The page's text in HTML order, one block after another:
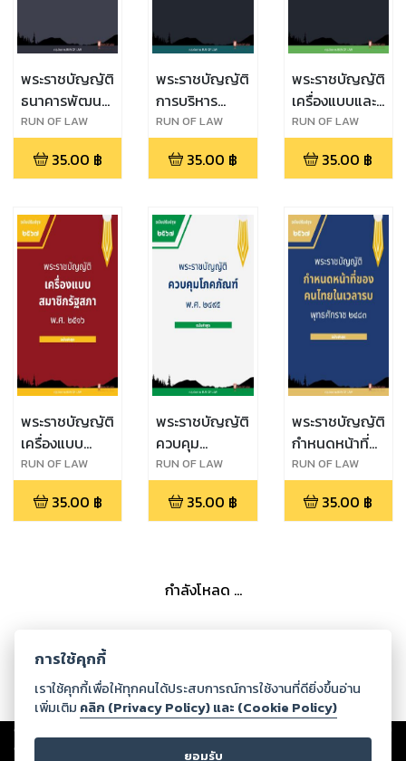
พระราชบัญญัติ
ธนาคารพัฒนา
วิสาหกิจขนาด
กลางและขนาด
ย่อมแห่ง
RUN OF LAW
35.00 ฿
พระราชบัญญัติ
การบริหาร
องค์กรศาสนา
อิสลาม พ.ศ.
๒๕๔๐
RUN OF LAW
35.00 ฿
พระราชบัญญัติ
เครื่องแบบและ
บัตรประจำตัว
เจ้าหน้าที่
กรุงเทพมหานคร
RUN OF LAW
35.00 ฿
พระราชบัญญัติ
เครื่องแบบ
สมาชิกรัฐสภา
พ.ศ. ๒๕๑๖
RUN OF LAW
35.00 ฿
พระราชบัญญัติ
ควบคุม
โภคภัณฑ์ พ.ศ.
๒๔๙๕
RUN OF LAW
35.00 ฿
พระราชบัญญัติ
กำหนดหน้าที่
ของคนไทยใน
เวลารบ
พุทธศักราช
RUN OF LAW
35.00 ฿
กำลังโหลด ...
Copyright ©
ต่อผลงานหรือเนื้อหาใดที่อัปโหลดผ่านเว็บไซต์และปรากฏว่าละเมิดสิทธิใน
การใช้คุกกี้
เราใช้คุกกี้เพื่อให้ทุกคนได้ประสบการณ์การใช้งานที่ดียิ่งขึ้นอ่าน
เพิ่มเติม คลิก (Privacy Policy) และ (Cookie Policy)
ยอมรับ